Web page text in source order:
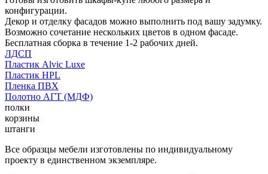
конфигурации.
Декор и отделку фасадов можно выполнить под вашу задумку.
Возможно сочетание нескольких цветов в одном фасаде.
Бесплатная сборка в течение 1-2 рабочих дней.
ЛДСП
Пластик Alvic Luxe
Пластик HPL
Пленка ПВХ
Полотно АГТ (МДФ)
полки
корзины
штанги
Все образцы мебели изготовлены по индивидуальному
проекту в единственном экземпляре.